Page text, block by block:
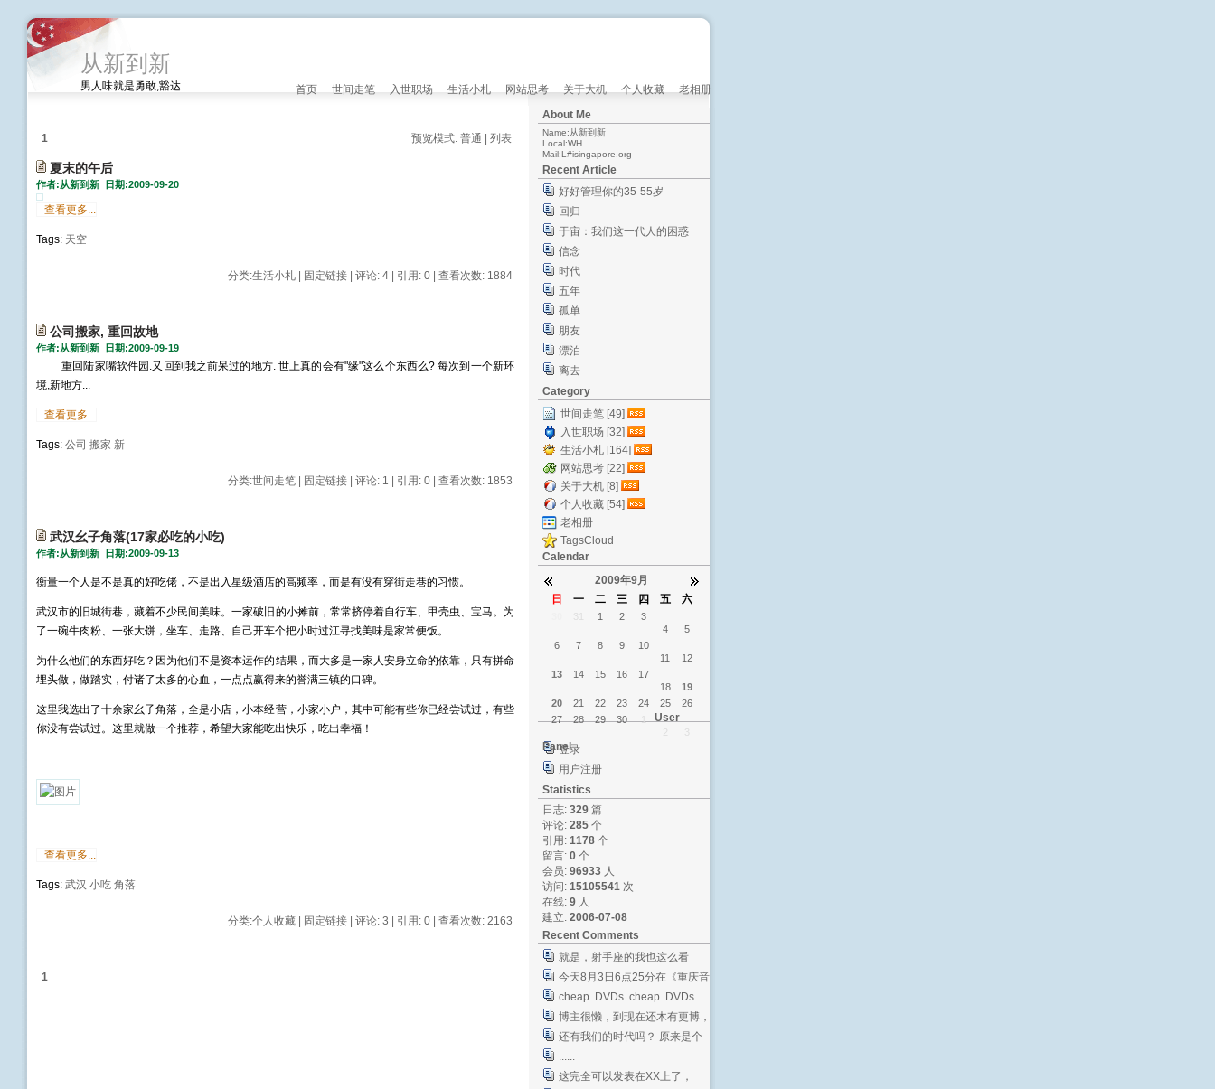
从新到新
男人味就是勇敢,豁达. 首页 世间走笔 入世职场 生活小札 网站思考 关于大机 个人收藏 老相册
1 预览模式: 普通 列表
夏末的午后
作者:从新到新 日期:2009-09-20
查看更多...
Tags: 天空
分类:生活小札 固定链接 评论: 4 | 引用: 0 | 查看次数: 1884
公司搬家, 重回故地
作者:从新到新 日期:2009-09-19
重回陆家嘴软件园.又回到我之前呆过的地方. 世上真的会有"缘"这么个东西么? 每次到一个新环
境,新地方...
查看更多...
Tags: 公司 搬家 新
分类:世间走笔 固定链接 评论: 1 | 引用: 0 | 查看次数: 1853
武汉幺子角落(17家必吃的小吃)
作者:从新到新 日期:2009-09-13
衡量一个人是不是真的好吃佬，不是出入星级酒店的高频率，而是有没有穿街走巷的习惯。 ­
武汉市的旧城街巷，藏着不少民间美味。一家破旧的小摊前，常常挤停着自行车、甲壳虫、宝马。为
了一碗牛肉粉、一张大饼，坐车、走路、自己开车个把小时过江寻找美味是家常便饭。 ­
为什么他们的东西好吃？因为他们不是资本运作的结果，而大多是一家人安身立命的依靠，只有拼命
埋头做，做踏实，付诸了太多的心血，一点点赢得来的誉满三镇的口碑。 ­
这里我选出了十余家幺子角落，全是小店，小本经营，小家小户，其中可能有些你已经尝试过，有些
你没有尝试过。这里就做一个推荐，希望大家能吃出快乐，吃出幸福！ ­
查看更多...
Tags: 武汉 小吃 角落
分类:个人收藏 固定链接 评论: 3 | 引用: 0 | 查看次数: 2163
1
About Me
Name:从新到新
Local:WH
Mail:L#isingapore.org
Recent Article
好好管理你的35-55岁
回归
于宙：我们这一代人的困惑
信念
时代
五年
孤单
朋友
漂泊
离去
Category
世间走笔 [49]
入世职场 [32]
生活小札 [164]
网站思考 [22]
关于大机 [8]
个人收藏 [54]
老相册
TagsCloud
Calendar
2009年9月
日
一 二 三 四 五 六
1 2
3
4
5
6
7 8 9
10
11
12
13
14 15 16
17
18
19
20
21 22 23 24 25
26
27
28 29 30
1
User
Panel登录
用户注册
Statistics
日志: 329 篇
评论: 285 个
引用: 1178 个
留言: 0 个
会员: 96933 人
访问: 15105541 次
在线: 9 人
建立: 2006-07-08
Recent Comments
就是，射手座的我也这么看
今天8月3日6点25分在《重庆音
乐台》收听到后段女...
cheap DVDs cheap DVDs...
博主很懒，到现在还木有更博，
大家按队伍排好，集体B...
还有我们的时代吗？ 原来是个
......
这完全可以发表在XX上了，